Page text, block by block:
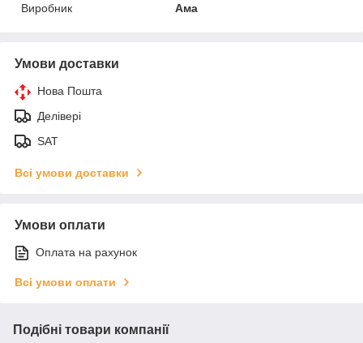
Виробник
Ама
Умови доставки
Нова Пошта
Делівері
SAT
Всі умови доставки
Умови оплати
Оплата на рахунок
Всі умови оплати
Подібні товари компанії